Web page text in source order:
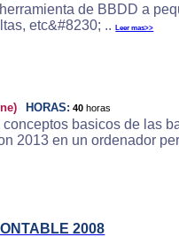
de BBDD a
etc&#8230; ..Leer mas>>
HORAS: 40 horas
basicos de las
2013 en un ordenador
2008